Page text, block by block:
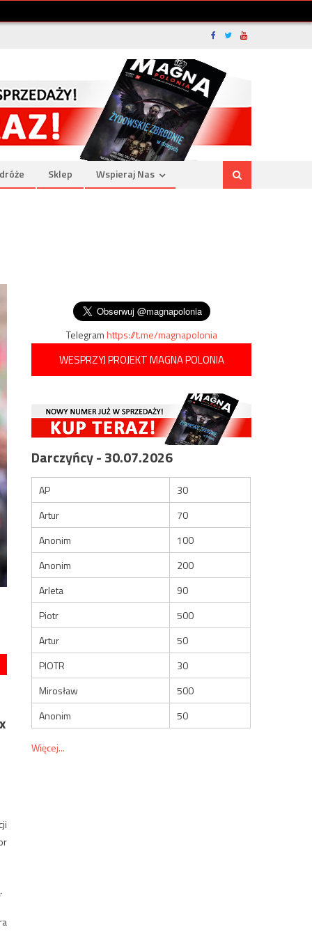
Sklep Wspieraj Nas
Telegramhttps://t.me/magnapolonia
WESPRZYJ PROJEKT MAGNA POLONIA
Darczyńcy - 30.07.2026
AP
30
Artur
70
Anonim
100
Anonim
200
Arleta
90
Piotr
500
Artur
50
PIOTR
30
Mirosław
500
Anonim
50
Więcej...